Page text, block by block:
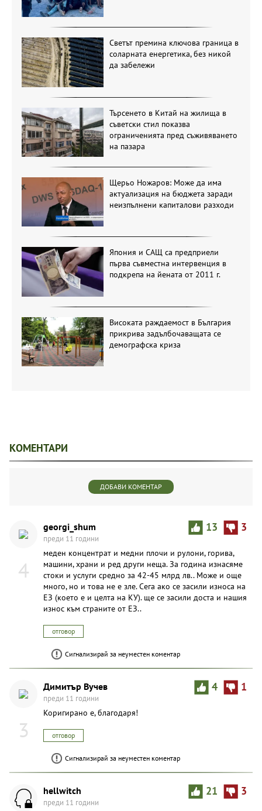
Светът премина ключова граница в
соларната енергетика, без никой
да забележи
Търсенето в Китай на жилища в
съветски стил показва
ограниченията пред съживяването
на пазара
Щерьо Ножаров: Може да има
актуализация на бюджета заради
неизпълнени капиталови разходи
Япония и САЩ са предприели
първа съвместна интервенция в
подкрепа на йената от 2011 г.
Високата раждаемост в България
прикрива задълбочаващата се
демографска криза
КОМЕНТАРИ
ДОБАВИ КОМЕНТАР
4
13 3
georgi_shum
преди 11 години
меден концентрат и медни плочи и рулони, горива,
машини, храни и ред други неща. За година изнасяме
стоки и услуги средно за 42-45 млрд лв.. Може и още
много, но и това не е зле. Сега ако се засили износа на
ЕЗ (което е и целта на КУ). ще се засили доста и нашия
износ към страните от ЕЗ..
отговор
Сигнализирай за неуместен коментар
3
4 1
Димитър Вучев
преди 11 години
Коригирано е, благодаря!
отговор
Сигнализирай за неуместен коментар
21 3
hellwitch
преди 11 години